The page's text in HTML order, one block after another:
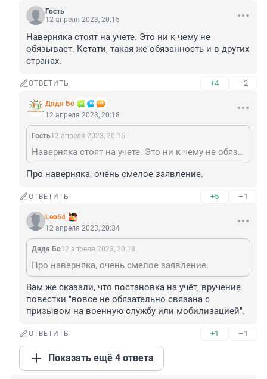
Гость
12 апреля 2023, 20:15
Наверняка стоят на учете. Это ни к чему не
обязывает. Кстати, такая же обязанность и в других
странах.
ОТВЕТИТЬ +4 –2
Дядя Бо
12 апреля 2023, 20:18
Гость12 апреля 2023, 20:15
Наверняка стоят на учете. Это ни к чему не обязывает. Кстати, такая же обязанность и в других странах.
Про наверняка, очень смелое заявление.
ОТВЕТИТЬ +5 –1
Leo64
12 апреля 2023, 20:34
Дядя Бо12 апреля 2023, 20:18
Про наверняка, очень смелое заявление.
Вам же сказали, что постановка на учёт, вручение
повестки "вовсе не обязательно связана с
призывом на военную службу или мобилизацией".
ОТВЕТИТЬ +1 –1
Показать ещё 4 ответа